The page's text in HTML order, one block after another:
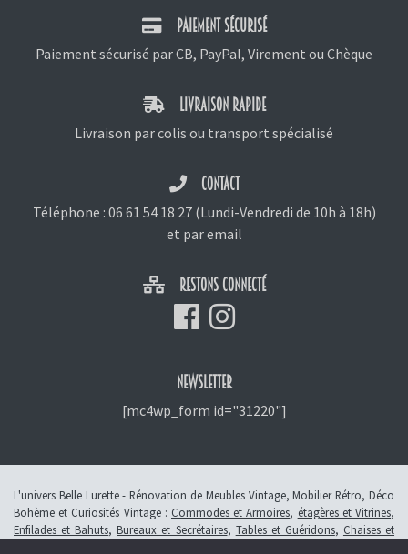
PAIEMENT SÉCURISÉ
Paiement sécurisé par CB, PayPal, Virement ou Chèque
LIVRAISON RAPIDE
Livraison par colis ou transport spécialisé
CONTACT
Téléphone : 06 61 54 18 27(Lundi-Vendredi de 10h à 18h)
et par email
RESTONS CONNECTÉ
NEWSLETTER
[mc4wp_form id="31220"]
L'univers Belle Lurette - Rénovation de Meubles Vintage, Mobilier Rétro, Déco
Bohème et Curiosités Vintage : Commodes et Armoires, étagères et Vitrines,
Enfilades et Bahuts,Bureaux et Secrétaires, Tables et Guéridons, Chaises et